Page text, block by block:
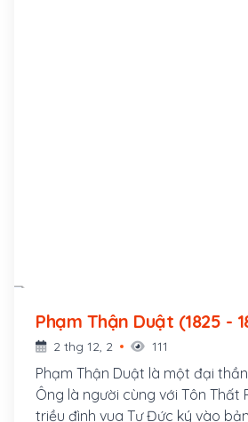
Phạm Thận Duật
2 thg 12, 2 111
Phạm Thận Duật là một đại
Ông là người cùng với Tôn Thất
triều đình vua Tự Đức ký vào